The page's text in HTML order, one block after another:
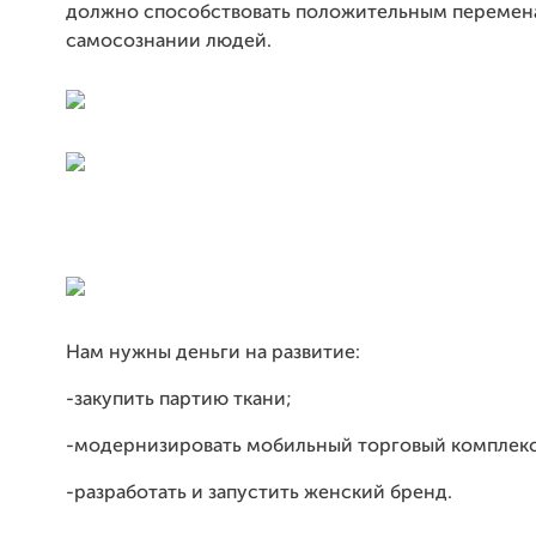
должно способствовать положительным
самосознании людей.
Нам нужны деньги на развитие:
-закупить партию ткани;
-модернизировать мобильный торговый
-разработать и запустить женский бренд.